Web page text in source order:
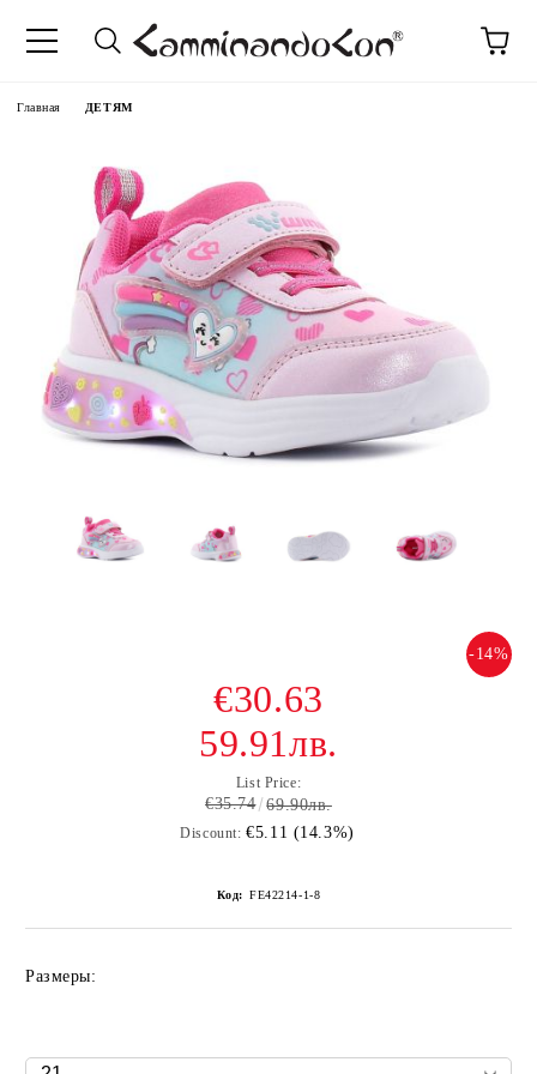
Главная ДЕТЯМ
-14%
€30.63
59.91лв.
List Price:
€35.74 69.90лв.
Discount: €5.11 (14.3%)
Код: FE42214-1-8
Размеры: